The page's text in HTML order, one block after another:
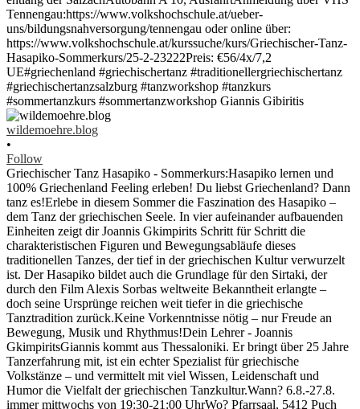
wildemoehre.blog
•
Follow
Griechischer Tanz Hasapiko - Sommerkurs:Hasapiko lernen und
100% Griechenland Feeling erleben! Du liebst Griechenland? Dann
tanz es!Erlebe in diesem Sommer die Faszination des Hasapiko –
dem Tanz der griechischen Seele. In vier aufeinander aufbauenden
Einheiten zeigt dir Joannis Gkimpirits Schritt für Schritt die
charakteristischen Figuren und Bewegungsabläufe dieses
traditionellen Tanzes, der tief in der griechischen Kultur verwurzelt
ist. Der Hasapiko bildet auch die Grundlage für den Sirtaki, der
durch den Film Alexis Sorbas weltweite Bekanntheit erlangte –
doch seine Ursprünge reichen weit tiefer in die griechische
Tanztradition zurück.Keine Vorkenntnisse nötig – nur Freude an
Bewegung, Musik und Rhythmus!Dein Lehrer - Joannis
GkimpiritsGiannis kommt aus Thessaloniki. Er bringt über 25 Jahre
Tanzerfahrung mit, ist ein echter Spezialist für griechische
Volkstänze – und vermittelt mit viel Wissen, Leidenschaft und
Humor die Vielfalt der griechischen Tanzkultur.Wann? 6.8.-27.8.
immer mittwochs von 19:30-21:00 UhrWo? Pfarrsaal, 5412 Puch